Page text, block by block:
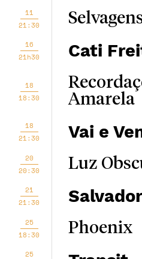
11
21:30
16
21h30
Cati
18
18:30
Amarela
18
21:30
Vai e
20
20:30
Luz
21
21:30
25
18:30
Phoenix
25